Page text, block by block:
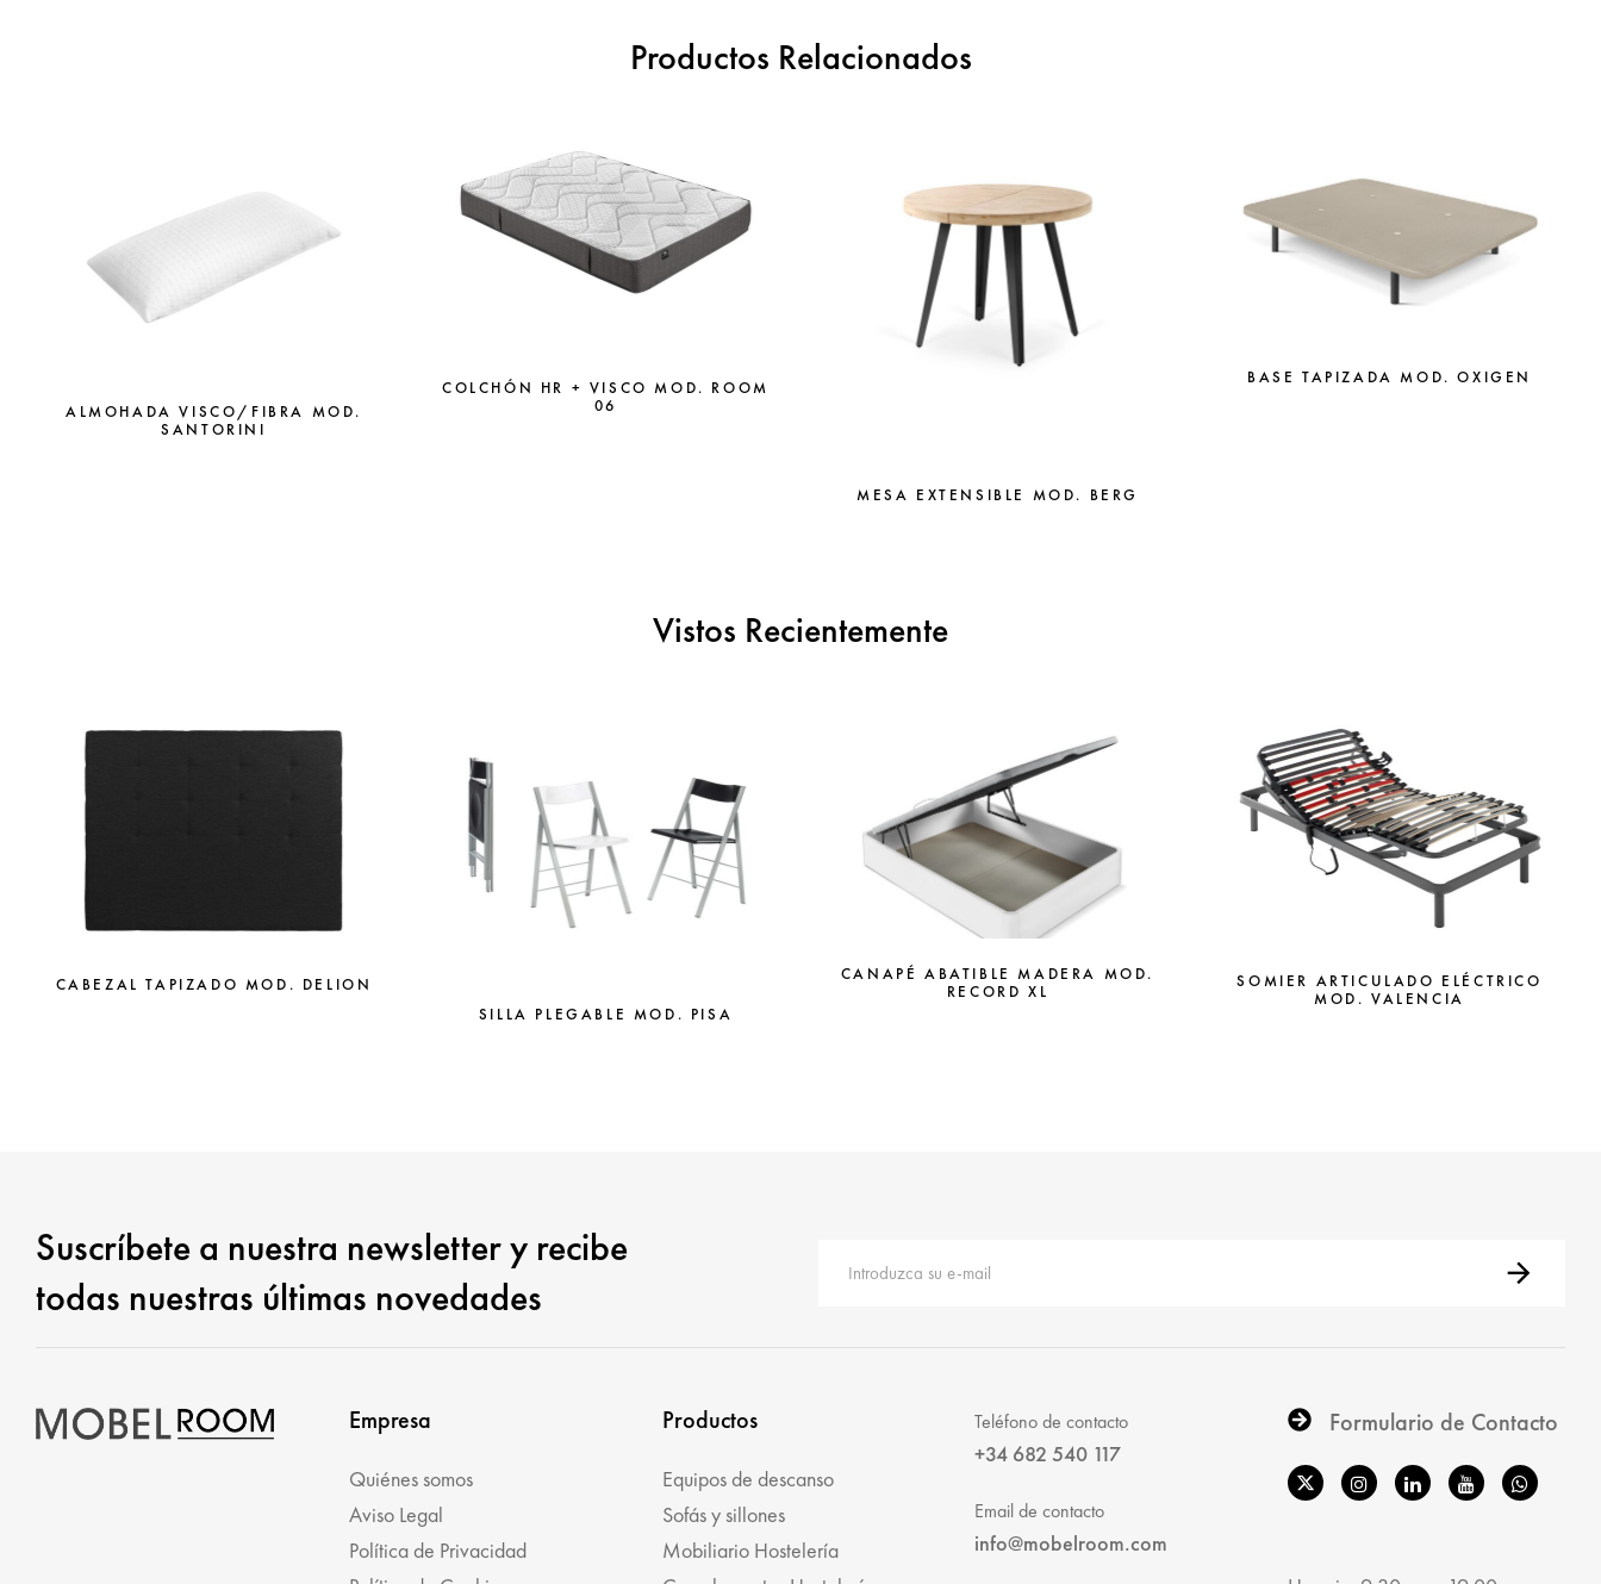
Productos Relacionados
ALMOHADA VISCO/FIBRA MOD.
SANTORINI
COLCHÓN HR + VISCO MOD. ROOM
06
MESA EXTENSIBLE MOD. BERG
BASE TAPIZADA MOD. OXIGEN
Vistos Recientemente
CABEZAL TAPIZADO MOD. DELION
SILLA PLEGABLE MOD. PISA
CANAPÉ ABATIBLE MADERA MOD.
RECORD XL
SOMIER ARTICULADO ELÉCTRICO
MOD. VALENCIA
Suscríbete a nuestra newsletter y recibe
todas nuestras últimas novedades
Empresa
Quiénes somos
Aviso Legal
Política de Privacidad
Productos
Equipos de descanso
Sofás y sillones
Mobiliario Hostelería
Teléfono de contacto
+34 682 540 117
Email de contacto
info@mobelroom.com
Formulario de Contacto